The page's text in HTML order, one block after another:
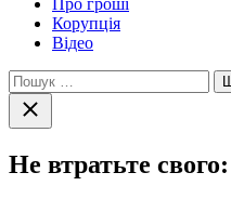
Про гроші
Корупція
Відео
Пошук:
Закрити
пошук
Не втратьте